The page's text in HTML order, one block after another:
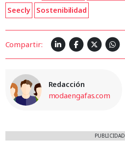
Seecly
Sostenibilidad
Compartir:
Redacción
modaengafas.com
PUBLICIDAD